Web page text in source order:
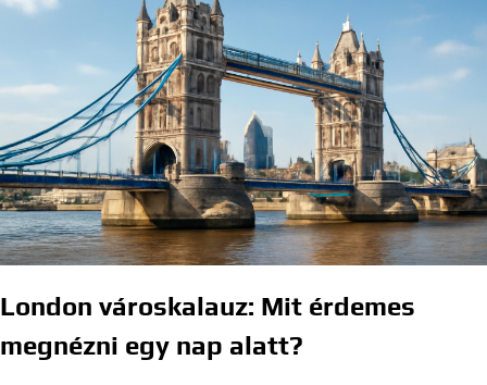
London városkalauz: Mit érdemes
megnézni egy nap alatt?